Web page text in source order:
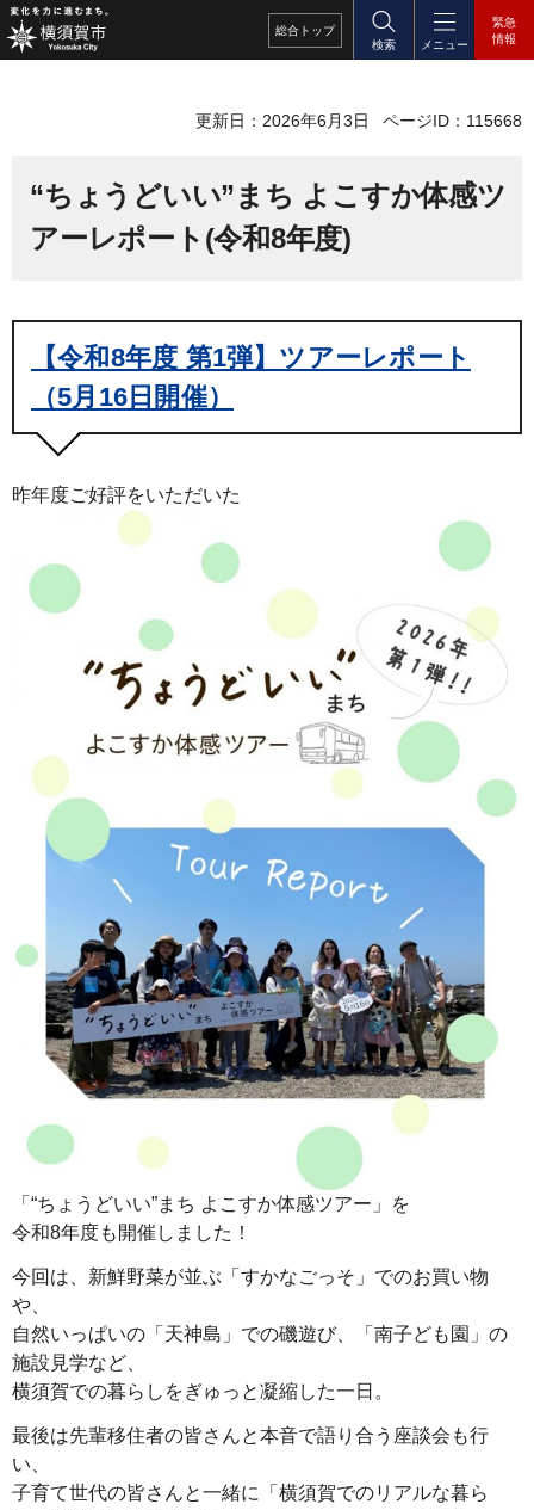
総合 トップ
検索
メニュー
緊急
情報
更新日：2026年6月3日 ページID：115668
“ちょうどいい”まち よこすか体感ツ
アーレポート(令和8年度)
【令和8年度 第1弾】ツアーレポート
（5月16日開催）
昨年度ご好評をいただいた
「“ちょうどいい”まち よこすか体感ツアー」を
令和8年度も開催しました！
今回は、新鮮野菜が並ぶ「すかなごっそ」でのお買い物
や、
自然いっぱいの「天神島」での磯遊び、「南子ども園」の
施設見学など、
横須賀での暮らしをぎゅっと凝縮した一日。
最後は先輩移住者の皆さんと本音で語り合う座談会も行
い、
子育て世代の皆さんと一緒に「横須賀でのリアルな暮ら